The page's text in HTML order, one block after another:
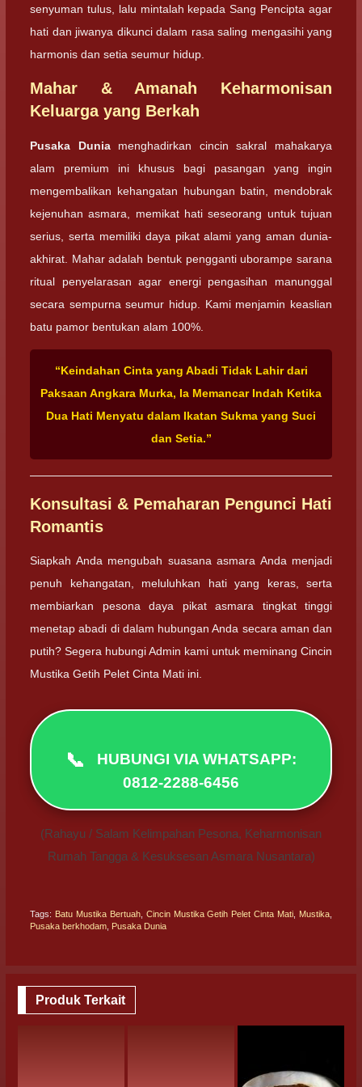
senyuman tulus, lalu mintalah kepada Sang Pencipta agar
hati dan jiwanya dikunci dalam rasa saling mengasihi yang
harmonis dan setia seumur hidup.
Mahar & Amanah Keharmonisan
Keluarga yang Berkah
Pusaka Duniamenghadirkan cincin sakral mahakarya
alam premium ini khusus bagi pasangan yang ingin
mengembalikan kehangatan hubungan batin, mendobrak
kejenuhan asmara, memikat hati seseorang untuk tujuan
serius, serta memiliki daya pikat alami yang aman dunia-
akhirat. Mahar adalah bentuk pengganti uborampe sarana
ritual penyelarasan agar energi pengasihan manunggal
secara sempurna seumur hidup. Kami menjamin keaslian
batu pamor bentukan alam 100%.
“Keindahan Cinta yang Abadi Tidak Lahir dari
Paksaan Angkara Murka, Ia Memancar Indah Ketika
Dua Hati Menyatu dalam Ikatan Sukma yang Suci
dan Setia.”
Konsultasi & Pemaharan Pengunci Hati
Romantis
Siapkah Anda mengubah suasana asmara Anda menjadi
penuh kehangatan, meluluhkan hati yang keras, serta
membiarkan pesona daya pikat asmara tingkat tinggi
menetap abadi di dalam hubungan Anda secara aman dan
putih? Segera hubungi Admin kami untuk meminang Cincin
Mustika Getih Pelet Cinta Mati ini.
📞
HUBUNGI VIA WHATSAPP:
0812-2288-6456
(Rahayu / Salam Kelimpahan Pesona, Keharmonisan
Rumah Tangga & Kesuksesan Asmara Nusantara)
Tags: Batu Mustika Bertuah, Cincin Mustika Getih Pelet Cinta Mati Mustika
Pusaka berkhodam Pusaka Dunia
Produk Terkait